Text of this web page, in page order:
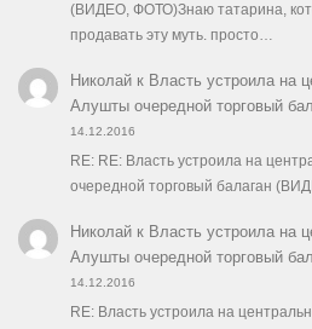
(ВИДЕО, ФОТО)Знаю татарина,
продавать эту муть. просто…
Николайк Власть устроила на
Алушты очередной торговый
14.12.2016
RE: RE: Власть устроила на
очередной торговый балаган
Николайк Власть устроила на
Алушты очередной торговый
14.12.2016
RE: Власть устроила на